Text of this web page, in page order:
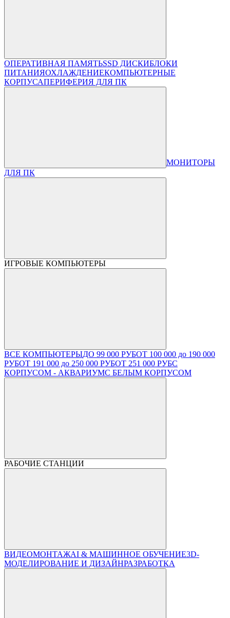
ОПЕРАТИВНАЯ ПАМЯТЬSSD ДИСКИБЛОКИ
ПИТАНИЯОХЛАЖДЕНИЕКОМПЬЮТЕРНЫЕ
КОРПУСАПЕРИФЕРИЯ ДЛЯ ПК
МОНИТОРЫ
ДЛЯ ПК
ИГРОВЫЕ КОМПЬЮТЕРЫ
ВСЕ КОМПЬЮТЕРЫДО 99 000 РУБОТ 100 000 до 190 000
РУБОТ 191 000 до 250 000 РУБОТ 251 000 РУБС
КОРПУСОМ - АКВАРИУМС БЕЛЫМ КОРПУСОМ
РАБОЧИЕ СТАНЦИИ
ВИДЕОМОНТАЖAI & МАШИННОЕ ОБУЧЕНИЕ3D-
МОДЕЛИРОВАНИЕ И ДИЗАЙНРАЗРАБОТКА